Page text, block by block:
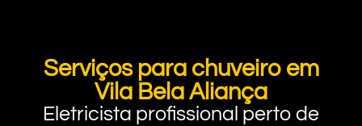
Serviços para chuveiro em
Vila Bela Aliança
Eletricista profissional perto de